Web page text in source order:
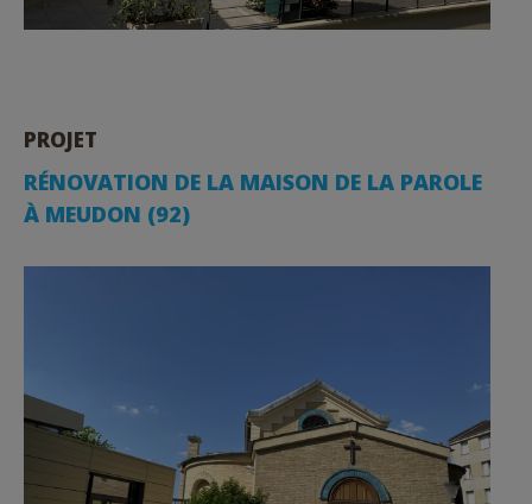
PROJET
RÉNOVATION DE LA MAISON DE LA PAROLE
À MEUDON (92)